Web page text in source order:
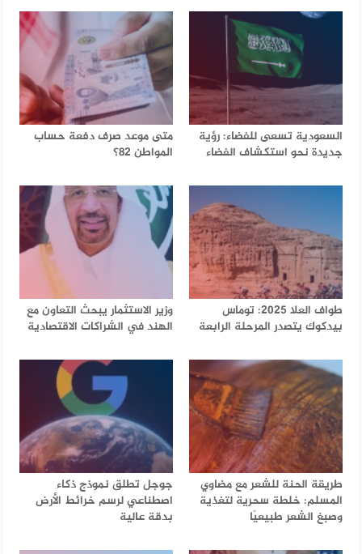
السعودية تسعى للفضاء: رؤية
جديدة نحو استكشاف الفضاء
متى موعد صرف دفعة حساب
المواطن 82؟
طواف العلا 2025: توماس
بيدكوك يتصدر المرحلة الرابعة
وزير الاستثمار يبحث التعاون مع
الهند في الشراكات الاقتصادية
طريقة الحنة للشعر مع مضاوي
المسلم: خلطة سحرية لتغذية
وصبغ الشعر طبيعيًا
جوجل تطلق نموذج ذكاء
اصطناعي لرسم خرائط الأرض
بدقة عالية